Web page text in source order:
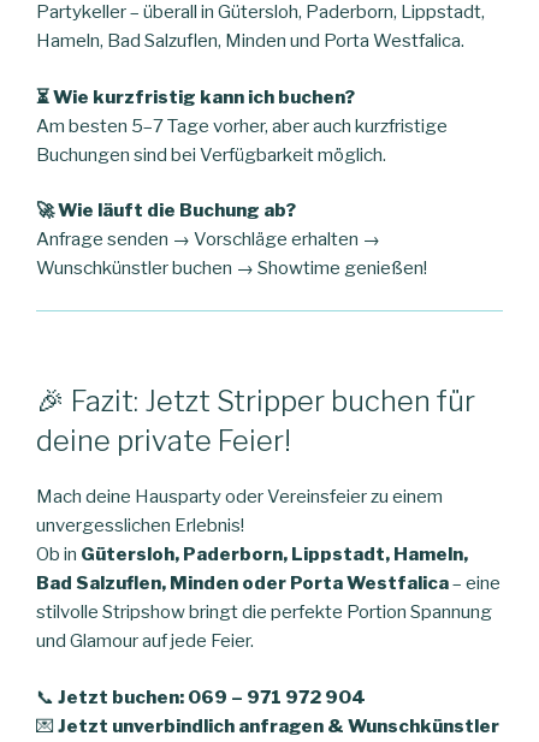
Partykeller – überall in Gütersloh, Paderborn, Lippstadt,
Hameln, Bad Salzuflen, Minden und Porta Westfalica.
⏳ Wie kurzfristig kann ich buchen?
Am besten 5–7 Tage vorher, aber auch kurzfristige
Buchungen sind bei Verfügbarkeit möglich.
🚀 Wie läuft die Buchung ab?
Anfrage senden → Vorschläge erhalten →
Wunschkünstler buchen → Showtime genießen!
🎉 Fazit: Jetzt Stripper buchen für
deine private Feier!
Mach deine Hausparty oder Vereinsfeier zu einem
unvergesslichen Erlebnis!
Ob in Gütersloh, Paderborn, Lippstadt, Hameln,
Bad Salzuflen, Minden oder Porta Westfalica– eine
stilvolle Stripshow bringt die perfekte Portion Spannung
und Glamour auf jede Feier.
📞 Jetzt buchen: 069 – 971 972 904
💌 Jetzt unverbindlich anfragen & Wunschkünstler